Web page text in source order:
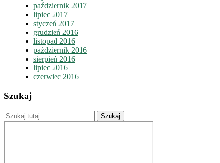
październik 2017
lipiec 2017
styczeń 2017
grudzień 2016
listopad 2016
październik 2016
sierpień 2016
lipiec 2016
czerwiec 2016
Szukaj